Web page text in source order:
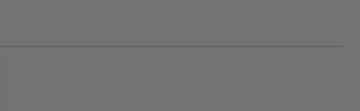
за лични данни